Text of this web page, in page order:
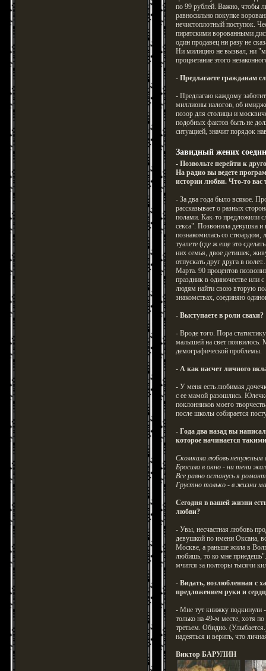
по 99 рублей. Важно, чтобы
равносильно покупке
нечистоплотный поступок.
пиратскими ворованными
один продавец ни разу не
Ни милицию не вызвал, ни
процветание этого
- Предлагаете гражданам
- Предлагаю каждому
миллионы налогов, об
позор для столицы и
подобных фактов быть не
ситуацией, значит порядок
Завидный жених
- Позвольте перейти к
На радио вы ведете
истории любви. Что-то
- За два года было всякое.
рассказывает о разных
полами. Как-то предложили
секса". Позвонила девушка и
познакомилась со стюардом,
туалете (где ж еще это
них семья, двое детишек,
отпускать друг друга в
Марта. 90 процентов
праздник в одиночестве или
людям найти свою вторую
знакомствах, соединяю
- Выступаете в роли свахи?
- Вроде того. Пора
малышей на свет появилось.
демографической проблемы.
- А как насчет личного
- У меня есть любимая
с ее мамой разошлись.
поклонников моего
после школы собирается
- Года два назад вы
которое начинается
Скомкала любовь
Бросила в окно - ни тени
Все равно останусь я
Грустно только - в жизни
Сегодня в вашей жизни
любви?
- Увы, несчастная любовь
девушкой по имени Оксана,
Москве, а раньше жила в
любишь, то ко мне
мчится за полторы тысячи
- Видать, возлюбленная с
предложением руки и
- Мне тут книжку подкинули
только на 49-м месте, хотя
третьем. Обидно.
надеяться и верить, что
Виктор БАРУЛИН